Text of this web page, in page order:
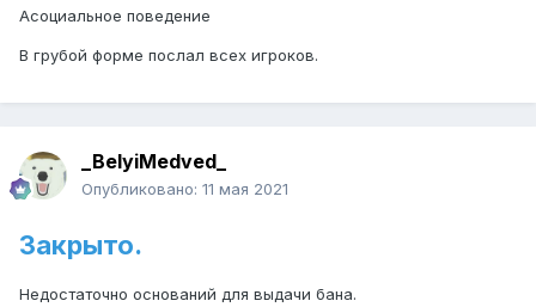
Асоциальное поведение
В грубой форме послал всех игроков.
_BelyiMedved_
Опубликовано: 11 мая 2021
Закрыто.
Недостаточно оснований для выдачи бана.